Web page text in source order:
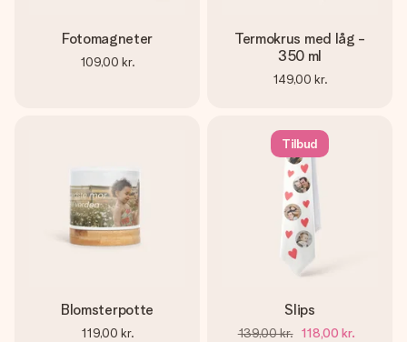
Fotomagneter
109,00 kr.
Termokrus med låg -
350 ml
149,00 kr.
Blomsterpotte
119,00 kr.
Tilbud
Slips
139,00 kr. 118,00 kr.